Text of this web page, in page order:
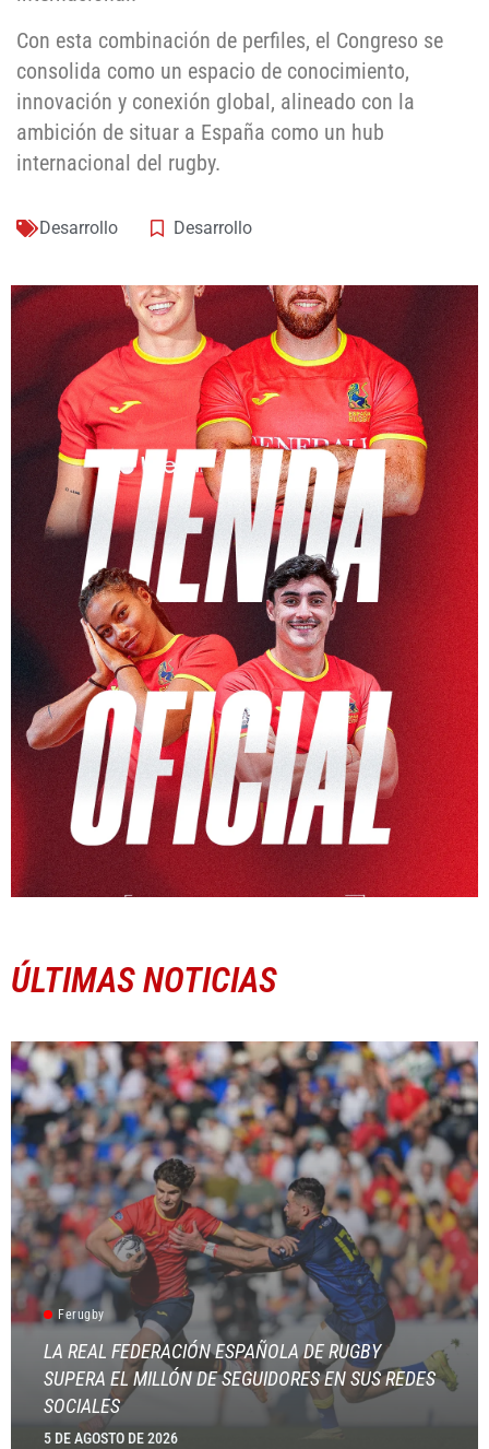
Con esta combinación de perfiles, el Congreso se
consolida como un espacio de conocimiento,
innovación y conexión global, alineado con la
ambición de situar a España como un hub
internacional del rugby.
Desarrollo Desarrollo
ÚLTIMAS NOTICIAS
Ferugby
LA REAL FEDERACIÓN ESPAÑOLA DE RUGBY
SUPERA EL MILLÓN DE SEGUIDORES EN SUS REDES
SOCIALES
5 DE AGOSTO DE 2026